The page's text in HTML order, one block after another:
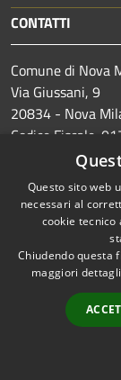
CONTATTI
Comune di Nova
Via Giussani, 9
20834 - Nova
Codice Fiscale:
Partita IVA:
IBAN:
Email:
Centralino
Orari di apertura
Lunedì e
Martedì,
Questo sito web
necessari al
cookie
Chiudendo questa
maggiori